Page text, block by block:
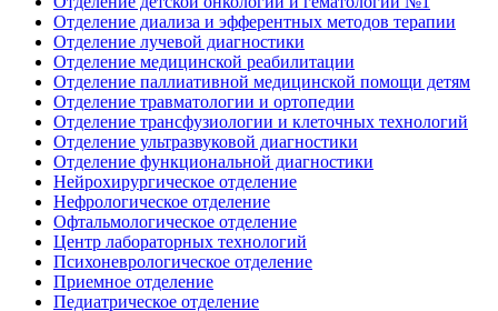
Отделение диализа и эфферентных методов терапии
Отделение лучевой диагностики
Отделение медицинской реабилитации
Отделение паллиативной медицинской помощи детям
Отделение травматологии и ортопедии
Отделение трансфузиологии и клеточных технологий
Отделение ультразвуковой диагностики
Отделение функциональной диагностики
Нейрохирургическое отделение
Нефрологическое отделение
Офтальмологическое отделение
Центр лабораторных технологий
Психоневрологическое отделение
Приемное отделение
Педиатрическое отделение